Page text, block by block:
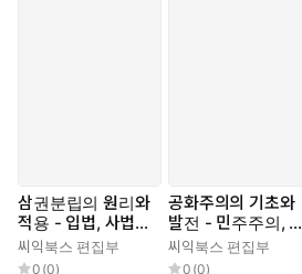
삼권분립의 원리와
적용 - 입법, 사법,
행정, 권력 분립, 민
주주의, 헌법, 법치
씨익북스 편집부
0 (0)
공화주의의 기초와
발전 - 민주주의, 시
민, 법치, 자유, 평
등, 권리, 정치사상,
씨익북스 편집부
0 (0)